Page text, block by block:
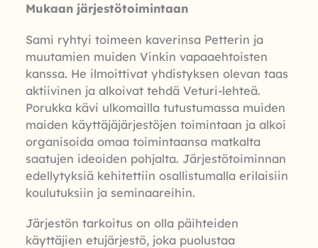
Mukaan järjestötoimintaan
Sami ryhtyi toimeen kaverinsa Petterin ja
muutamien muiden Vinkin vapaaehtoisten
kanssa. He ilmoittivat yhdistyksen olevan taas
aktiivinen ja alkoivat tehdä Veturi-lehteä.
Porukka kävi ulkomailla tutustumassa muiden
maiden käyttäjäjärjestöjen toimintaan ja alkoi
organisoida omaa toimintaansa matkalta
saatujen ideoiden pohjalta. Järjestötoiminnan
edellytyksiä kehitettiin osallistumalla erilaisiin
koulutuksiin ja seminaareihin.
Järjestön tarkoitus on olla päihteiden
käyttäjien etujärjestö, joka puolustaa